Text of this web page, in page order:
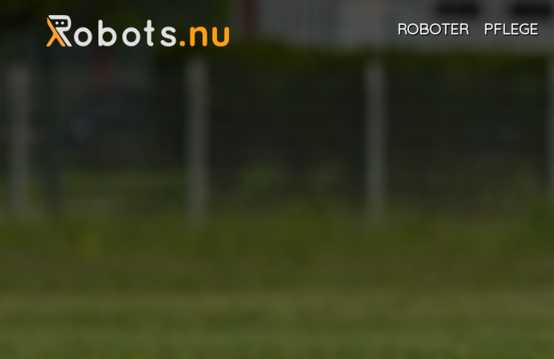
ROBOTER PFLEGE